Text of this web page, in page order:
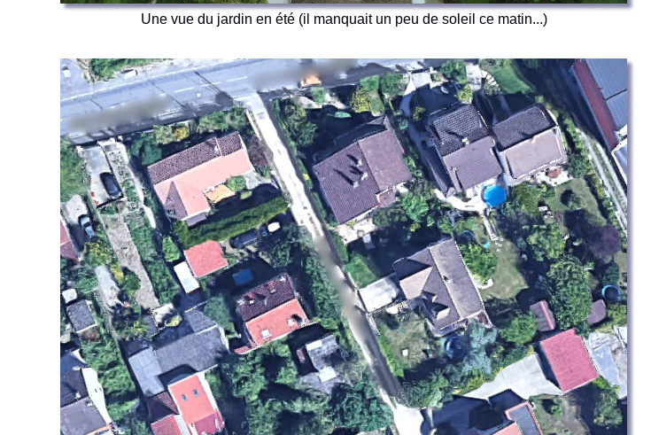
Une vue du jardin en été (il manquait un peu de soleil ce matin...)